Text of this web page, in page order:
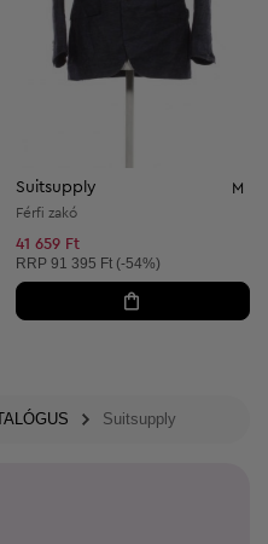
Suitsupply M
Férfi zakó
41 659 Ft
Ajánlott ár:
RRP 91 395 Ft (-54%)
Suitsupply